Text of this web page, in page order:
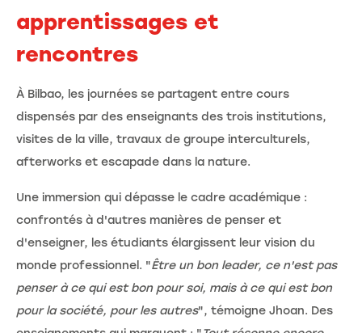
apprentissages et
rencontres
À Bilbao, les journées se partagent entre cours
dispensés par des enseignants des trois institutions,
visites de la ville, travaux de groupe interculturels,
afterworks et escapade dans la nature.
Une immersion qui dépasse le cadre académique :
confrontés à d'autres manières de penser et
d'enseigner, les étudiants élargissent leur vision du
monde professionnel. "Être un bon leader, ce n'est pas
penser à ce qui est bon pour soi, mais à ce qui est bon
pour la société, pour les autres", témoigne Jhoan. Des